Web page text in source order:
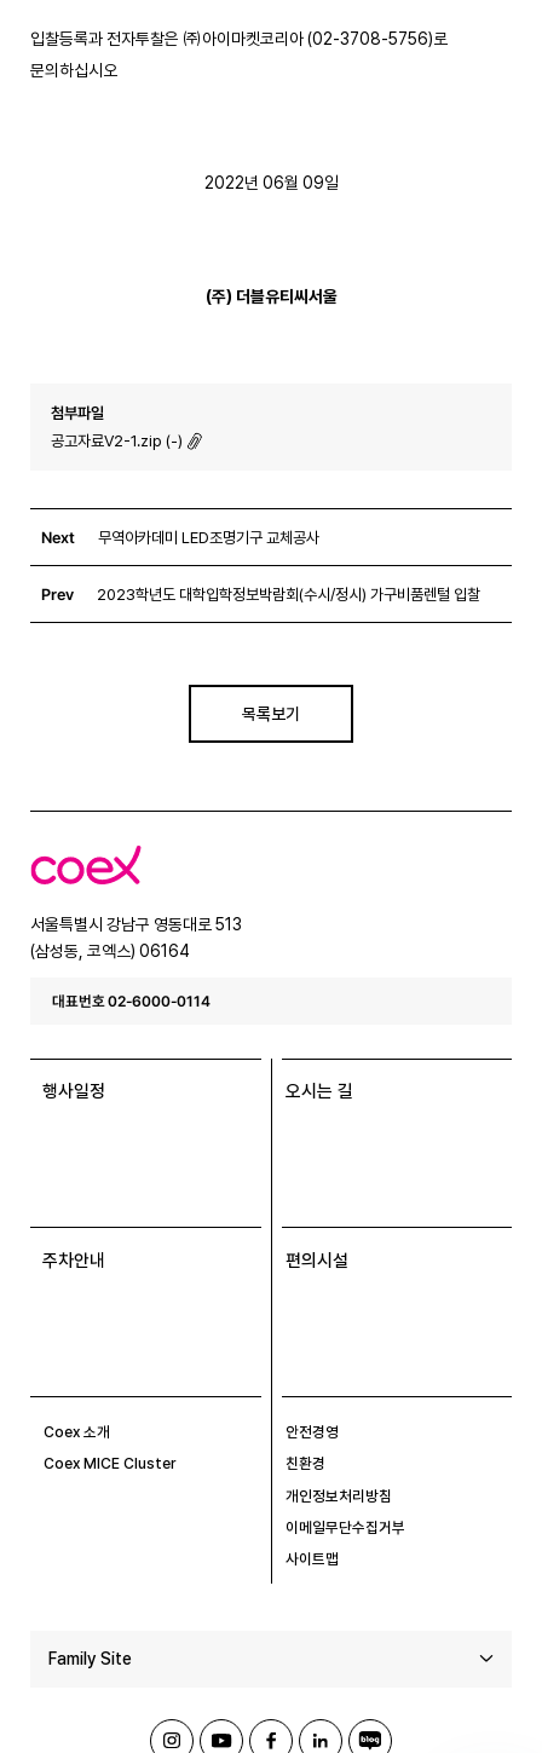
입찰등록과 전자투찰은 ㈜아이마켓코리아 (02-3708-5756)로
문의하십시오
2022년 06월 09일
(주) 더블유티씨서울
첨부파일
공고자료V2-1.zip (-)
Next 무역아카데미 LED조명기구 교체공사
Prev 2023학년도 대학입학정보박람회(수시/정시) 가구비품렌털 입찰
목록보기
코
엑
서울특별시 강남구 영동대로 513
(삼성동, 코엑스) 06164
대표번호 02-6000-0114
행사일정 오시는 길
주차안내 편의시설
Coex 소개
Coex MICE Cluster
안전경영
친환경
개인정보처리방침
이메일무단수집거부
사이트맵
Family Site